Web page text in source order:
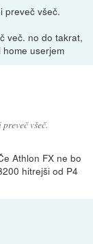
preveč všeč.
več. no do takrat,
userjem
všeč.
Athlon FX ne bo
hitrejši od P4